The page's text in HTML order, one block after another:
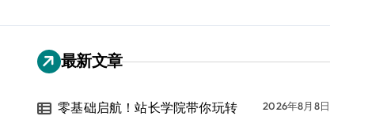
最新文章
零基础启航！站长学院带你玩转
2026年8月8日